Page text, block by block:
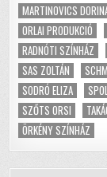
MARTINOVICS
ORLAI PRODUKCIÓ
RADNÓTI SZÍNHÁZ
SAS ZOLTÁN
SODRÓ ELIZA
SZŐTS ORSI
ÖRKÉNY SZÍNHÁZ